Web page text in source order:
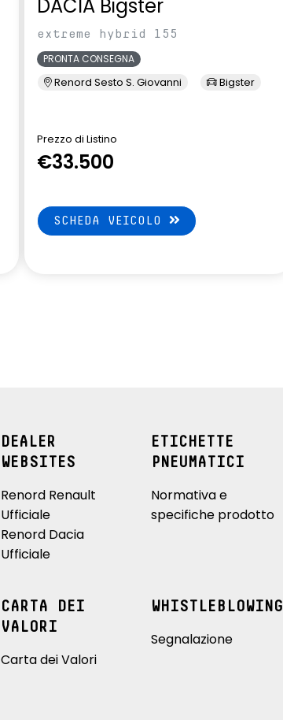
DACIA Bigster
extreme hybrid 155
PRONTA CONSEGNA
Renord Sesto S. Giovanni Bigster
Prezzo di Listino
€33.500
SCHEDA VEICOLO
DEALER
WEBSITES
Renord Renault
Ufficiale
Renord Dacia
Ufficiale
ETICHETTE
PNEUMATICI
Normativa e
specifiche prodotto
CARTA DEI
VALORI
Carta dei Valori
WHISTLEBLOWING
Segnalazione